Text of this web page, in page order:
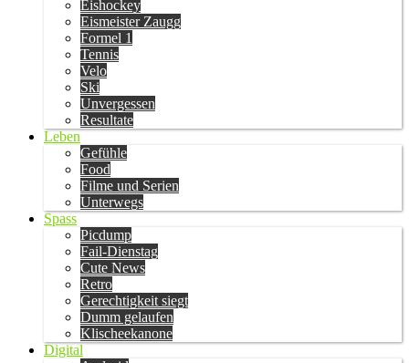
Eishockey
Eismeister Zaugg
Formel 1
Tennis
Velo
Ski
Unvergessen
Resultate
Leben
Gefühle
Food
Filme und Serien
Unterwegs
Spass
Picdump
Fail-Dienstag
Cute News
Retro
Gerechtigkeit siegt
Dumm gelaufen
Klischeekanone
Digital